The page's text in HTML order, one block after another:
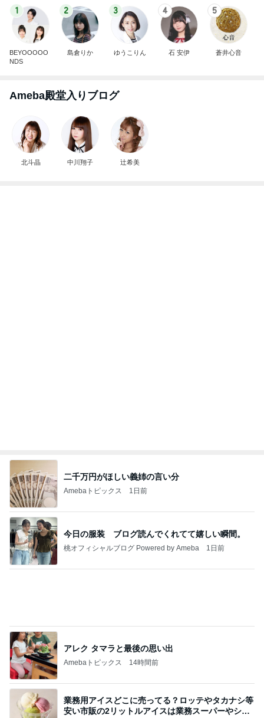
1
BEYOOOOO
NDS
2
島倉りか
3
ゆうこりん
4
石 安伊
5
蒼井心音
Ameba殿堂入りブログ
北斗晶 中川翔子 辻希美
二千万円がほしい義姉の言い分
Amebaトピックス 1日前
今日の服装 ブログ読んでくれてて嬉しい瞬間。
桃オフィシャルブログ Powered by Ameba 1日前
アレク タマラと最後の思い出
Amebaトピックス 14時間前
業務用アイスどこに売ってる？ロッテやタカナシ等
安い市販の2リットルアイスは業務スーパーやシャ